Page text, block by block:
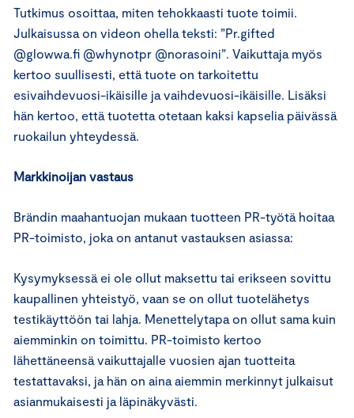
Tutkimus osoittaa, miten tehokkaasti tuote toimii.
Julkaisussa on videon ohella teksti: ”Pr.gifted
@glowwa.fi @whynotpr @norasoini”. Vaikuttaja myös
kertoo suullisesti, että tuote on tarkoitettu
esivaihdevuosi-ikäisille ja vaihdevuosi-ikäisille. Lisäksi
hän kertoo, että tuotetta otetaan kaksi kapselia päivässä
ruokailun yhteydessä.
Markkinoijan vastaus
Brändin maahantuojan mukaan tuotteen PR-työtä hoitaa
PR-toimisto, joka on antanut vastauksen asiassa:
Kysymyksessä ei ole ollut maksettu tai erikseen sovittu
kaupallinen yhteistyö, vaan se on ollut tuotelähetys
testikäyttöön tai lahja. Menettelytapa on ollut sama kuin
aiemminkin on toimittu. PR-toimisto kertoo
lähettäneensä vaikuttajalle vuosien ajan tuotteita
testattavaksi, ja hän on aina aiemmin merkinnyt julkaisut
asianmukaisesti ja läpinäkyvästi.